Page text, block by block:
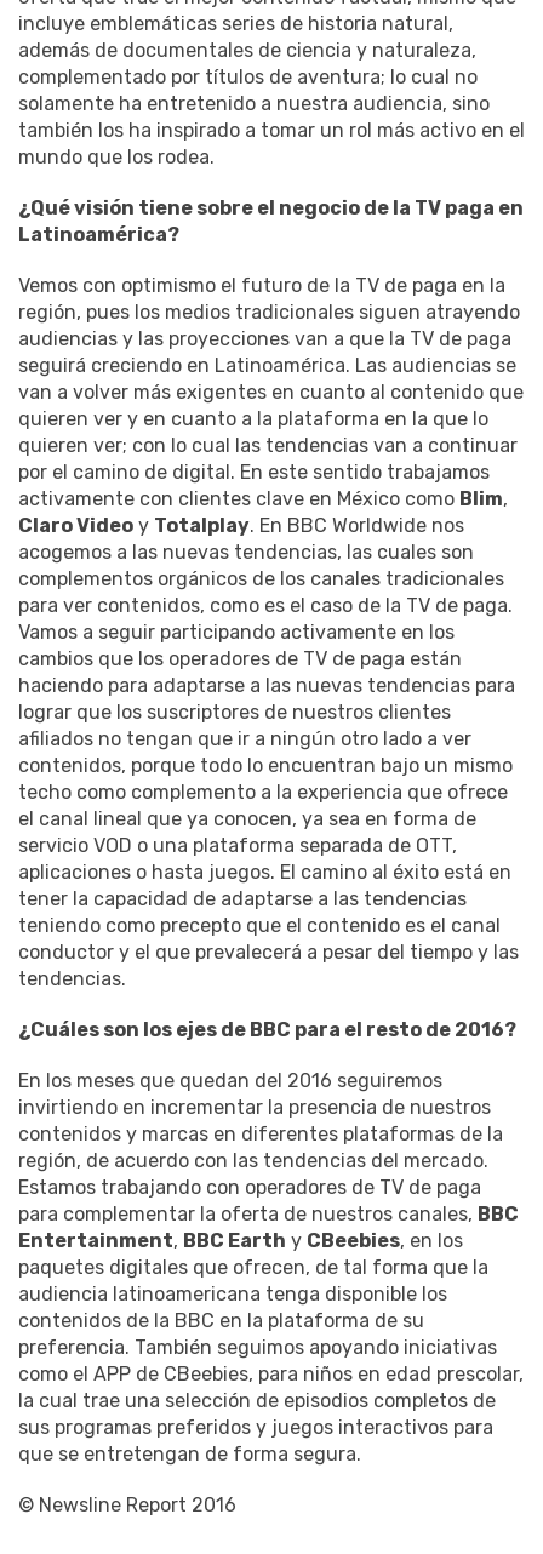
incluye emblemáticas series de historia natural,
además de documentales de ciencia y naturaleza,
complementado por títulos de aventura; lo cual no
solamente ha entretenido a nuestra audiencia, sino
también los ha inspirado a tomar un rol más activo en el
mundo que los rodea.
¿Qué visión tiene sobre el negocio de la TV paga en
Latinoamérica?
Vemos con optimismo el futuro de la TV de paga en la
región, pues los medios tradicionales siguen atrayendo
audiencias y las proyecciones van a que la TV de paga
seguirá creciendo en Latinoamérica. Las audiencias se
van a volver más exigentes en cuanto al contenido que
quieren ver y en cuanto a la plataforma en la que lo
quieren ver; con lo cual las tendencias van a continuar
por el camino de digital. En este sentido trabajamos
activamente con clientes clave en México como Blim,
Claro Video y Totalplay. En BBC Worldwide nos
acogemos a las nuevas tendencias, las cuales son
complementos orgánicos de los canales tradicionales
para ver contenidos, como es el caso de la TV de paga.
Vamos a seguir participando activamente en los
cambios que los operadores de TV de paga están
haciendo para adaptarse a las nuevas tendencias para
lograr que los suscriptores de nuestros clientes
afiliados no tengan que ir a ningún otro lado a ver
contenidos, porque todo lo encuentran bajo un mismo
techo como complemento a la experiencia que ofrece
el canal lineal que ya conocen, ya sea en forma de
servicio VOD o una plataforma separada de OTT,
aplicaciones o hasta juegos. El camino al éxito está en
tener la capacidad de adaptarse a las tendencias
teniendo como precepto que el contenido es el canal
conductor y el que prevalecerá a pesar del tiempo y las
tendencias.
¿Cuáles son los ejes de BBC para el resto de 2016?
En los meses que quedan del 2016 seguiremos
invirtiendo en incrementar la presencia de nuestros
contenidos y marcas en diferentes plataformas de la
región, de acuerdo con las tendencias del mercado.
Estamos trabajando con operadores de TV de paga
para complementar la oferta de nuestros canales, BBC
Entertainment, BBC Earth y CBeebies, en los
paquetes digitales que ofrecen, de tal forma que la
audiencia latinoamericana tenga disponible los
contenidos de la BBC en la plataforma de su
preferencia. También seguimos apoyando iniciativas
como el APP de CBeebies, para niños en edad prescolar,
la cual trae una selección de episodios completos de
sus programas preferidos y juegos interactivos para
que se entretengan de forma segura.
© Newsline Report 2016